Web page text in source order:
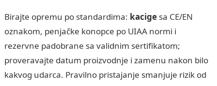
Birajte opremu po standardima: kacigesa CE/EN
oznakom, penjačke konopce po UIAA normi i
rezervne padobrane sa validnim sertifikatom;
proveravajte datum proizvodnje i zamenu nakon bilo
kakvog udarca. Pravilno pristajanje smanjuje rizik od